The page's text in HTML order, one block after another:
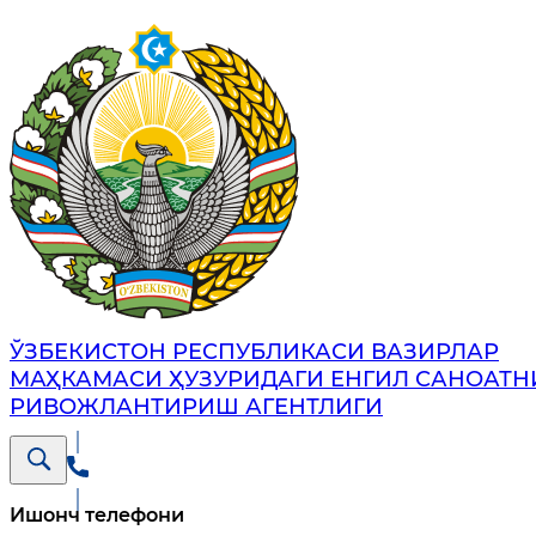
ЎЗБЕКИСТОН РЕСПУБЛИКАСИ ВАЗИРЛАР
МАҲКАМАСИ ҲУЗУРИДАГИ ЕНГИЛ
РИВОЖЛАНТИРИШ АГЕНТЛИГИ
Ишонч телефони